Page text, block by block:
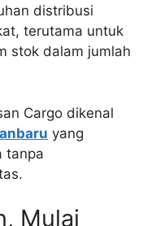
distribusi
terutama untuk
stok dalam jumlah
Cargo dikenal
yang
tanpa
Mulai